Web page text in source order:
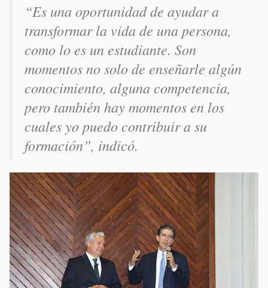
“Es una oportunidad de ayudar a
transformar la vida de una persona,
como lo es un estudiante. Son
momentos no solo de enseñarle algún
conocimiento, alguna competencia,
pero también hay momentos en los
cuales yo puedo contribuir a su
formación”, indicó.